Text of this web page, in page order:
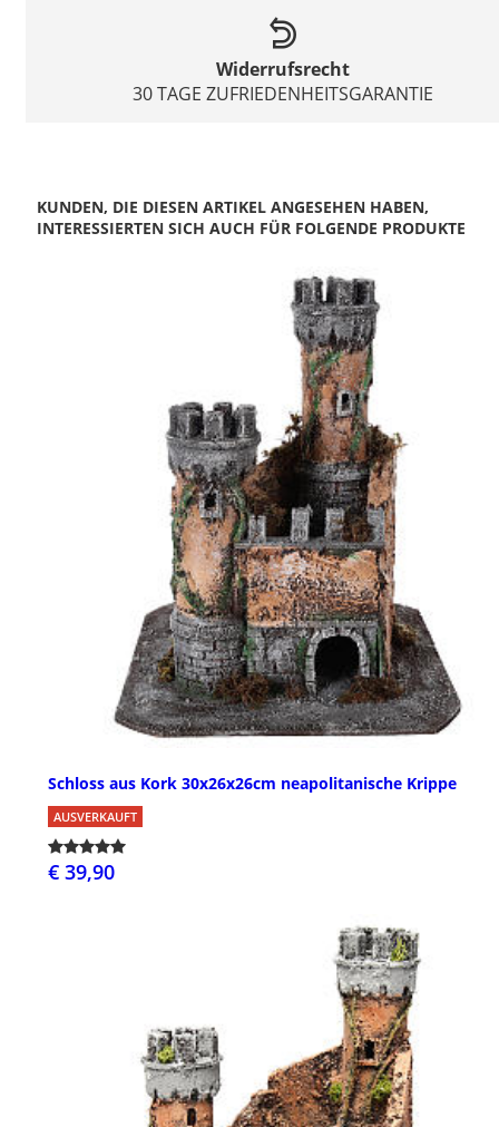
Widerrufsrecht
30 TAGE ZUFRIEDENHEITSGARANTIE
KUNDEN, DIE DIESEN ARTIKEL ANGESEHEN HABEN,
INTERESSIERTEN SICH AUCH FÜR FOLGENDE PRODUKTE
Schloss aus Kork 30x26x26cm neapolitanische Krippe
AUSVERKAUFT
€ 39,90